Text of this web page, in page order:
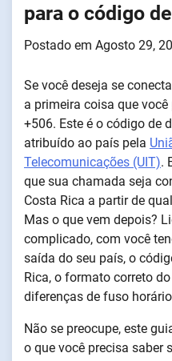
para o código
Postado em Agosto 29,
Se você deseja se
a primeira coisa que
+506. Este é o código de
atribuído ao país pela
Telecomunicações (UIT).
que sua chamada seja
Costa Rica a partir de
Mas o que vem depois?
complicado, com você
saída do seu país, o
Rica, o formato correto
diferenças de fuso
Não se preocupe, este
o que você precisa saber